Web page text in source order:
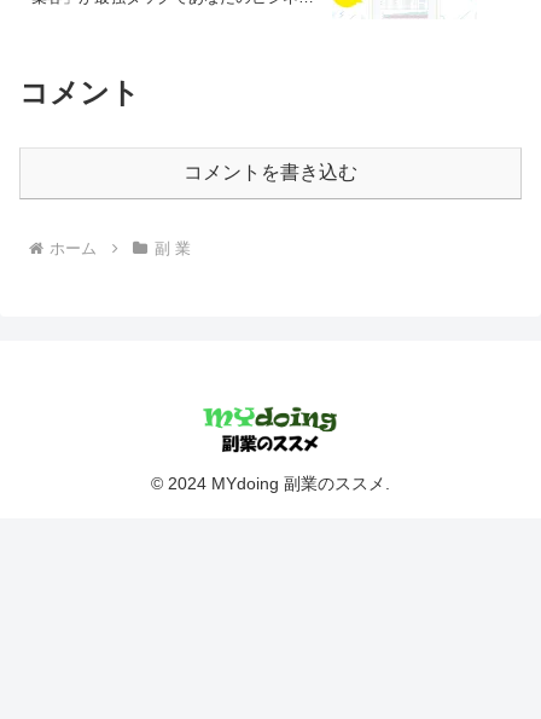
コメント
コメントを書き込む
ホーム 副 業
© 2024 MYdoing 副業のススメ.